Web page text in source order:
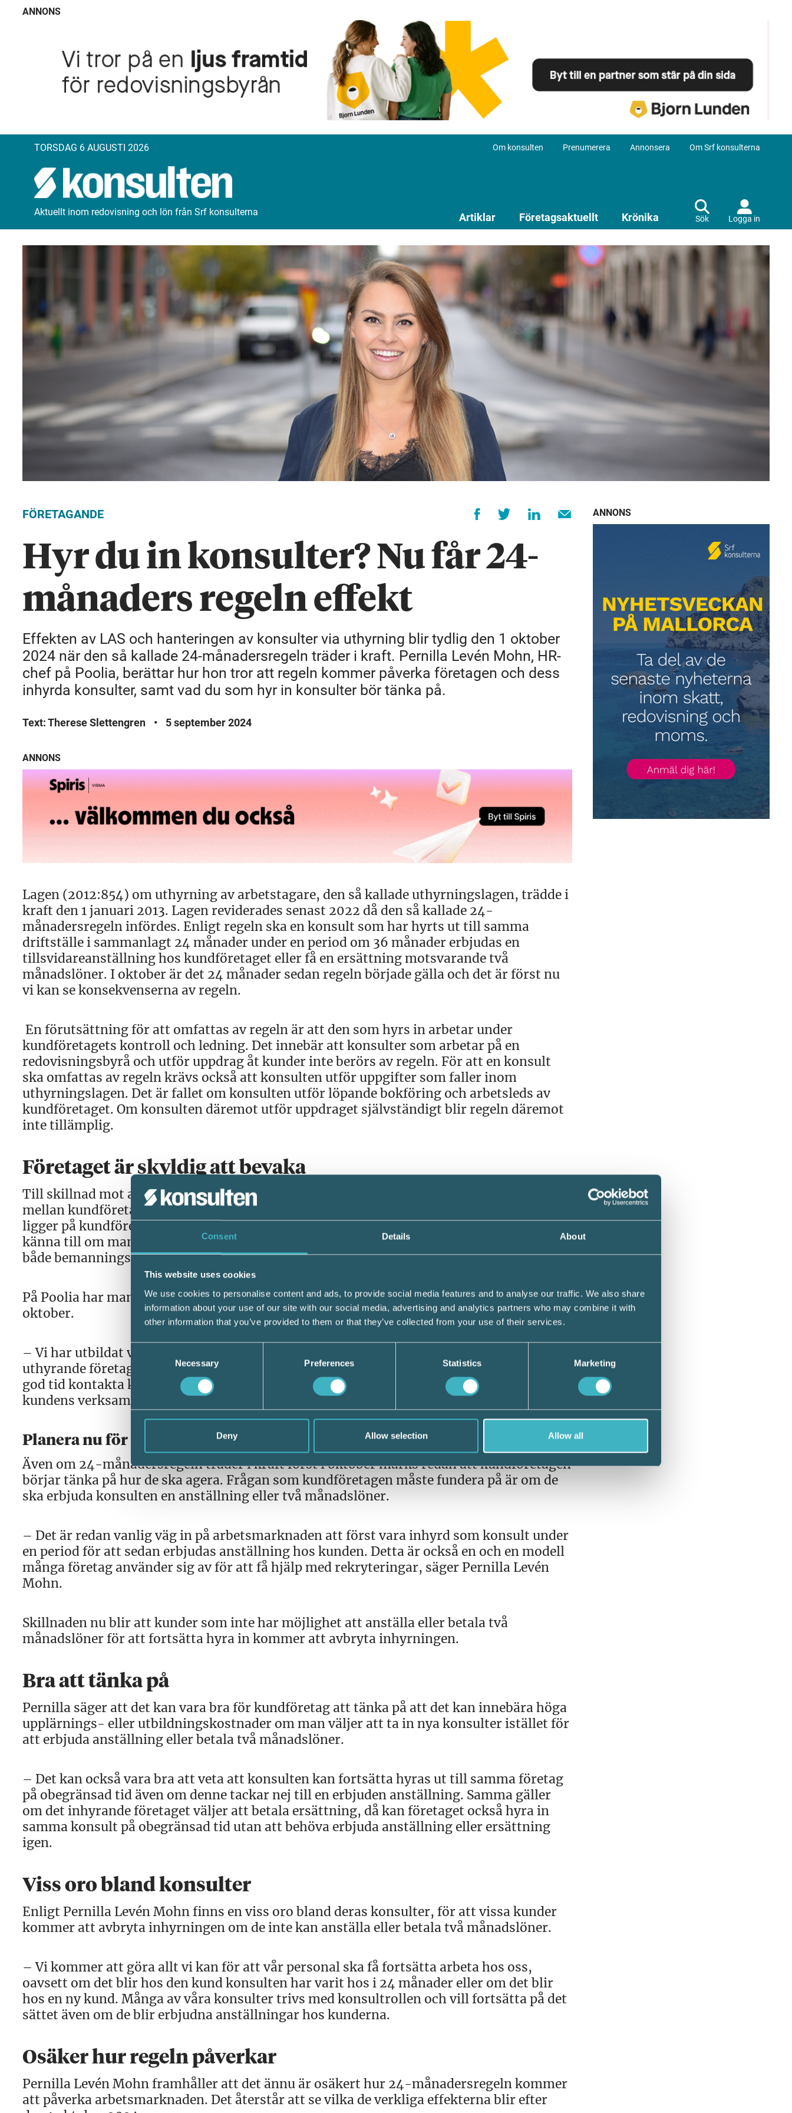
Consent Details About
This website uses cookies
We use cookies to personalise content and ads, to provide social media features and to analyse our traffic. We also share
information about your use of our site with our social media, advertising and analytics partners who may combine it with
other information that you’ve provided to them or that they’ve collected from your use of their services.
Necessary Preferences Statistics Marketing
Deny Allow selection Allow all
ANNONS
TORSDAG 6 AUGUSTI 2026 Om konsulten Prenumerera Annonsera Om Srf konsulterna
Aktuellt inom redovisning och lön från Srf konsulterna Artiklar Företagsaktuellt Krönika Sök Logga in
FÖRETAGANDE
Hyr du in konsulter? Nu får 24-
månaders regeln effekt
Effekten av LAS och hanteringen av konsulter via uthyrning blir tydlig den 1 oktober
2024 när den så kallade 24-månadersregeln träder i kraft. Pernilla Levén Mohn, HR-
chef på Poolia, berättar hur hon tror att regeln kommer påverka företagen och dess
inhyrda konsulter, samt vad du som hyr in konsulter bör tänka på.
Text: Therese Slettengren • 5 september 2024
ANNONS
Lagen (2012:854) om uthyrning av arbetstagare, den så kallade uthyrningslagen, trädde i
kraft den 1 januari 2013. Lagen reviderades senast 2022 då den så kallade 24-
månadersregeln infördes. Enligt regeln ska en konsult som har hyrts ut till samma
driftställe i sammanlagt 24 månader under en period om 36 månader erbjudas en
tillsvidareanställning hos kundföretaget eller få en ersättning motsvarande två
månadslöner. I oktober är det 24 månader sedan regeln började gälla och det är först nu
vi kan se konsekvenserna av regeln.
En förutsättning för att omfattas av regeln är att den som hyrs in arbetar under
kundföretagets kontroll och ledning. Det innebär att konsulter som arbetar på en
redovisningsbyrå och utför uppdrag åt kunder inte berörs av regeln. För att en konsult
ska omfattas av regeln krävs också att konsulten utför uppgifter som faller inom
uthyrningslagen. Det är fallet om konsulten utför löpande bokföring och arbetsleds av
kundföretaget. Om konsulten däremot utför uppdraget självständigt blir regeln däremot
inte tillämplig.
Företaget är skyldig att bevaka
Till skillnad mot andra arbetsrättsliga lagar reglerar 24-månadersregeln förhållandet
mellan kundföretaget och konsulten. Skyldigheten att bevaka 24-månadersgränsen
ligger på kundföretagen, men det kan förstås ligga i bemanningsföretagets intresse att
känna till om man eventuellt riskerar att förlora konsulten. Regelverket innebär dock att
både bemanningsföretag och kundföretaget måste ompröva sina strategier för konsulter.
På Poolia har man sedan länge förberett sig för 24-månadersregelns ikraftträdande i
oktober.
– Vi har utbildat vår personal för att alla ska veta vad som gäller både för oss som
uthyrande företag, våra kunder och våra konsulter. Vi har uppmanat vår personal att i
god tid kontakta kundföretagen för att möjliggöra en god planering av både vår och
kundens verksamhet, säger Pernilla Levén Mohn.
Planera nu för oktober
Även om 24-månadersregeln träder i kraft först i oktober märks redan att kundföretagen
börjar tänka på hur de ska agera. Frågan som kundföretagen måste fundera på är om de
ska erbjuda konsulten en anställning eller två månadslöner.
– Det är redan vanlig väg in på arbetsmarknaden att först vara inhyrd som konsult under
en period för att sedan erbjudas anställning hos kunden. Detta är också en och en modell
många företag använder sig av för att få hjälp med rekryteringar, säger Pernilla Levén
Mohn.
Skillnaden nu blir att kunder som inte har möjlighet att anställa eller betala två
månadslöner för att fortsätta hyra in kommer att avbryta inhyrningen.
Bra att tänka på
Pernilla säger att det kan vara bra för kundföretag att tänka på att det kan innebära höga
upplärnings- eller utbildningskostnader om man väljer att ta in nya konsulter istället för
att erbjuda anställning eller betala två månadslöner.
– Det kan också vara bra att veta att konsulten kan fortsätta hyras ut till samma företag
på obegränsad tid även om denne tackar nej till en erbjuden anställning. Samma gäller
om det inhyrande företaget väljer att betala ersättning, då kan företaget också hyra in
samma konsult på obegränsad tid utan att behöva erbjuda anställning eller ersättning
igen.
Viss oro bland konsulter
Enligt Pernilla Levén Mohn finns en viss oro bland deras konsulter, för att vissa kunder
kommer att avbryta inhyrningen om de inte kan anställa eller betala två månadslöner.
– Vi kommer att göra allt vi kan för att vår personal ska få fortsätta arbeta hos oss,
oavsett om det blir hos den kund konsulten har varit hos i 24 månader eller om det blir
hos en ny kund. Många av våra konsulter trivs med konsultrollen och vill fortsätta på det
sättet även om de blir erbjudna anställningar hos kunderna.
Osäker hur regeln påverkar
Pernilla Levén Mohn framhåller att det ännu är osäkert hur 24-månadersregeln kommer
att påverka arbetsmarknaden. Det återstår att se vilka de verkliga effekterna blir efter
ANNONS